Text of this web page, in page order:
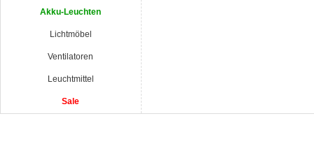
Akku-Leuchten
Lichtmöbel
Ventilatoren
Leuchtmittel
Sale